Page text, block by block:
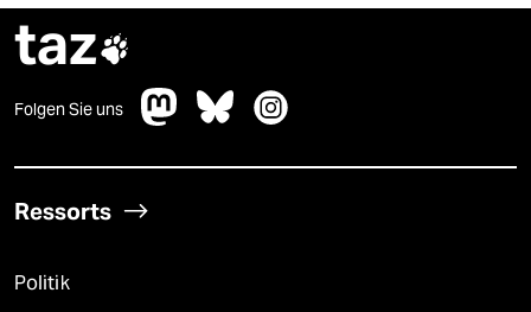
taz
Folgen Sie uns
Ressorts
Politik